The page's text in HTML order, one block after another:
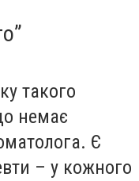
такого
немає
Є
– у кожного